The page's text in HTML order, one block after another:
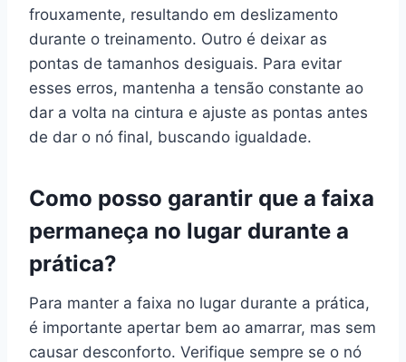
frouxamente, resultando em deslizamento
durante o treinamento. Outro é deixar as
pontas de tamanhos desiguais. Para evitar
esses erros, mantenha a tensão constante ao
dar a volta na cintura e ajuste as pontas antes
de dar o nó final, buscando igualdade.
Como posso garantir que a faixa
permaneça no lugar durante a
prática?
Para manter a faixa no lugar durante a prática,
é importante apertar bem ao amarrar, mas sem
causar desconforto. Verifique sempre se o nó